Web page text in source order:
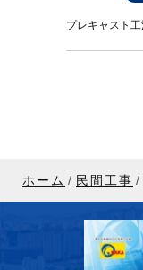
プレキャスト
ホーム 民間工事